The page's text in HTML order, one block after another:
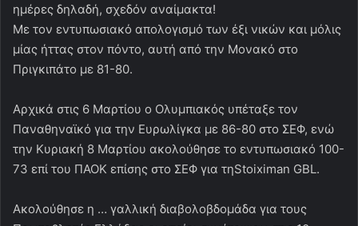
ημέρες δηλαδή, σχεδόν αναίμακτα!
Με τον εντυπωσιακό απολογισμό των έξι νικών και μόλις
μίας ήττας στον πόντο, αυτή από την Μονακό στο
Πριγκιπάτο με 81-80.
Αρχικά στις 6 Μαρτίου ο Ολυμπιακός υπέταξε τον
Παναθηναϊκό για την Ευρωλίγκα με 86-80 στο ΣΕΦ, ενώ
την Κυριακή 8 Μαρτίου ακολούθησε το εντυπωσιακό 100-
73 επί του ΠΑΟΚ επίσης στο ΣΕΦ για τηStoiximan GBL.
Ακολούθησε η … γαλλική διαβολοβδομάδα για τους